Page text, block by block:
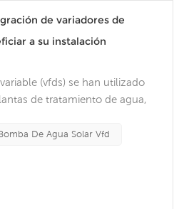
de variadores de
a su instalación
(vfds) se han utilizado
de tratamiento de agua,
popularidad en muchas
optimización de procesos,
ahorr...
De Agua Solar Vfd